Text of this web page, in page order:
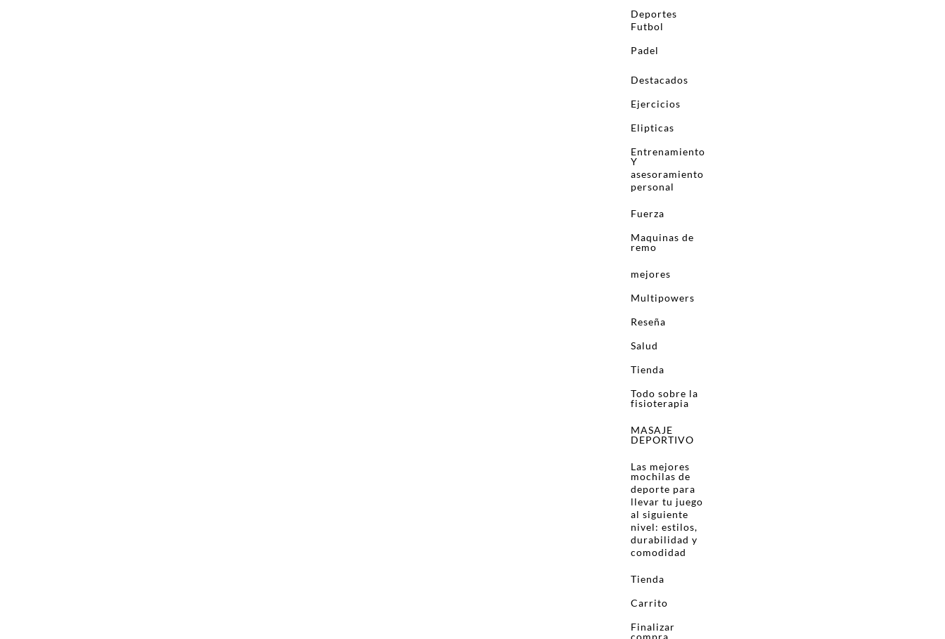
Deportes
Futbol
Padel
Destacados
Ejercicios
Elipticas
Entrenamiento
Y
asesoramiento
personal
Fuerza
Maquinas de
remo
mejores
Multipowers
Reseña
Salud
Tienda
Todo sobre la
fisioterapia
MASAJE
DEPORTIVO
Las mejores
mochilas de
deporte para
llevar tu juego
al siguiente
nivel: estilos,
durabilidad y
comodidad
Tienda
Carrito
Finalizar